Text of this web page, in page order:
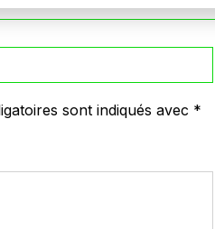
sont indiqués avec *